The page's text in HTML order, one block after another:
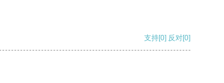
支持[0] 反对[0]